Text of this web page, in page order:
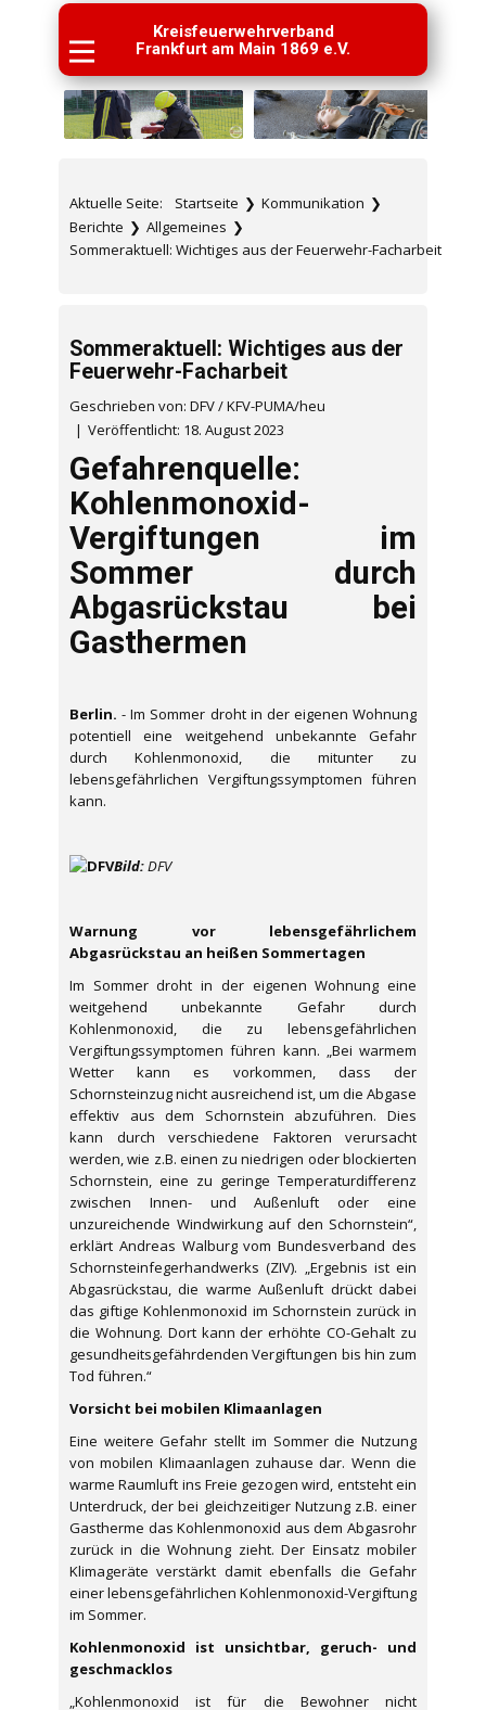
Kreisfeuerwehrverband
Frankfurt am Main 1869 e.V.
Aktuelle Seite: Startseite ❯ Kommunikation ❯
Berichte ❯ Allgemeines ❯
Sommeraktuell: Wichtiges aus der Feuerwehr-Facharbeit
Sommeraktuell: Wichtiges aus der
Feuerwehr-Facharbeit
Geschrieben von: DFV / KFV-PUMA/heu
Veröffentlicht: 18. August 2023
Gefahrenquelle:
Kohlenmonoxid-
Vergiftungen im
Sommer durch
Abgasrückstau bei
Gasthermen
Berlin. - Im Sommer droht in der eigenen Wohnung
potentiell eine weitgehend unbekannte Gefahr
durch Kohlenmonoxid, die mitunter zu
lebensgefährlichen Vergiftungssymptomen führen
kann.
Bild:DFV
Warnung vor lebensgefährlichem
Abgasrückstau an heißen Sommertagen
Im Sommer droht in der eigenen Wohnung eine
weitgehend unbekannte Gefahr durch
Kohlenmonoxid, die zu lebensgefährlichen
Vergiftungssymptomen führen kann. „Bei warmem
Wetter kann es vorkommen, dass der
Schornsteinzug nicht ausreichend ist, um die Abgase
effektiv aus dem Schornstein abzuführen. Dies
kann durch verschiedene Faktoren verursacht
werden, wie z.B. einen zu niedrigen oder blockierten
Schornstein, eine zu geringe Temperaturdifferenz
zwischen Innen- und Außenluft oder eine
unzureichende Windwirkung auf den Schornstein“,
erklärt Andreas Walburg vom Bundesverband des
Schornsteinfegerhandwerks (ZIV). „Ergebnis ist ein
Abgasrückstau, die warme Außenluft drückt dabei
das giftige Kohlenmonoxid im Schornstein zurück in
die Wohnung. Dort kann der erhöhte CO-Gehalt zu
gesundheitsgefährdenden Vergiftungen bis hin zum
Tod führen.“
Vorsicht bei mobilen Klimaanlagen
Eine weitere Gefahr stellt im Sommer die Nutzung
von mobilen Klimaanlagen zuhause dar. Wenn die
warme Raumluft ins Freie gezogen wird, entsteht ein
Unterdruck, der bei gleichzeitiger Nutzung z.B. einer
Gastherme das Kohlenmonoxid aus dem Abgasrohr
zurück in die Wohnung zieht. Der Einsatz mobiler
Klimageräte verstärkt damit ebenfalls die Gefahr
einer lebensgefährlichen Kohlenmonoxid-Vergiftung
im Sommer.
Kohlenmonoxid ist unsichtbar, geruch- und
geschmacklos
„Kohlenmonoxid ist für die Bewohner nicht